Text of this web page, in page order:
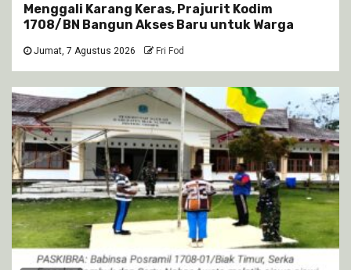
Menggali Karang Keras, Prajurit Kodim
1708/BN Bangun Akses Baru untuk Warga
Jumat, 7 Agustus 2026 Fri Fod